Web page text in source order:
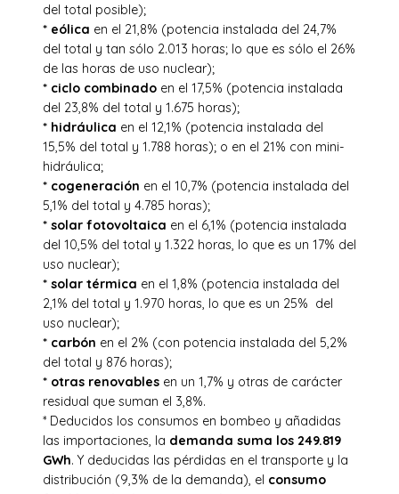
del total posible);
* eólica en el 21,8% (potencia instalada del 24,7%
del total y tan sólo 2.013 horas; lo que es sólo el 26%
de las horas de uso nuclear);
* ciclo combinado en el 17,5% (potencia instalada
del 23,8% del total y 1.675 horas);
* hidráulica en el 12,1% (potencia instalada del
15,5% del total y 1.788 horas); o en el 21% con mini-
hidráulica;
* cogeneración en el 10,7% (potencia instalada del
5,1% del total y 4.785 horas);
* solar fotovoltaica en el 6,1% (potencia instalada
del 10,5% del total y 1.322 horas, lo que es un 17% del
uso nuclear);
* solar térmica en el 1,8% (potencia instalada del
2,1% del total y 1.970 horas, lo que es un 25% del
uso nuclear);
* carbón en el 2% (con potencia instalada del 5,2%
del total y 876 horas);
* otras renovables en un 1,7% y otras de carácter
residual que suman el 3,8%.
* Deducidos los consumos en bombeo y añadidas
las importaciones, la demanda suma los 249.819
GWh. Y deducidas las pérdidas en el transporte y la
distribución (9,3% de la demanda), el consumo